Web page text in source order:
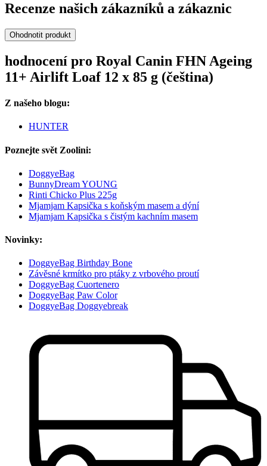
Recenze našich zákazníků a zákaznic
Ohodnotit produkt
hodnocení pro Royal Canin FHN Ageing
11+ Airlift Loaf 12 x 85 g (čeština)
Z našeho blogu:
HUNTER
Poznejte svět Zoolini:
DoggyeBag
BunnyDream YOUNG
Rinti Chicko Plus 225g
Mjamjam Kapsička s koňským masem a dýní
Mjamjam Kapsička s čistým kachním masem
Novinky:
DoggyeBag Birthday Bone
Závěsné krmítko pro ptáky z vrbového proutí
DoggyeBag Cuortenero
DoggyeBag Paw Color
DoggyeBag Doggyebreak